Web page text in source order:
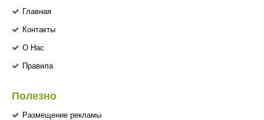
Главная
Контакты
О Нас
Правила
Полезно
Размещение рекламы